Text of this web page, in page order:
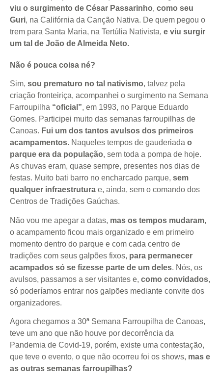
viu o surgimento de César Passarinho, como seu
Guri, na Califórnia da Canção Nativa. De quem pegou o
trem para Santa Maria, na Tertúlia Nativista, e viu surgir
um tal de João de Almeida Neto.
Não é pouca coisa né?
Sim, sou prematuro no tal nativismo, talvez pela
criação fronteiriça, acompanhei o surgimento na Semana
Farroupilha “oficial”, em 1993, no Parque Eduardo
Gomes. Participei muito das semanas farroupilhas de
Canoas. Fui um dos tantos avulsos dos primeiros
acampamentos. Naqueles tempos de gauderiada o
parque era da população, sem toda a pompa de hoje.
As chuvas eram, quase sempre, presentes nos dias de
festas. Muito bati barro no encharcado parque, sem
qualquer infraestrutura e, ainda, sem o comando dos
Centros de Tradições Gaúchas.
Não vou me apegar a datas, mas os tempos mudaram,
o acampamento ficou mais organizado e em primeiro
momento dentro do parque e com cada centro de
tradições com seus galpões fixos, para permanecer
acampados só se fizesse parte de um deles. Nós, os
avulsos, passamos a ser visitantes e, como convidados,
só poderíamos entrar nos galpões mediante convite dos
organizadores.
Agora chegamos a 30ª Semana Farroupilha de Canoas,
teve um ano que não houve por decorrência da
Pandemia de Covid-19, porém, existe uma contestação,
que teve o evento, o que não ocorreu foi os shows, mas e
as outras semanas farroupilhas?